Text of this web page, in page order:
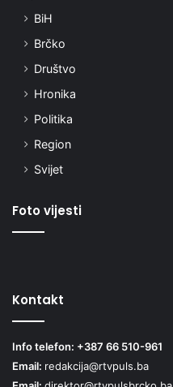
BiH
Brčko
Društvo
Hronika
Politika
Region
Svijet
Foto vijesti
Kontakt
Info telefon: +387 66 510-961
Email: redakcija@rtvpuls.ba